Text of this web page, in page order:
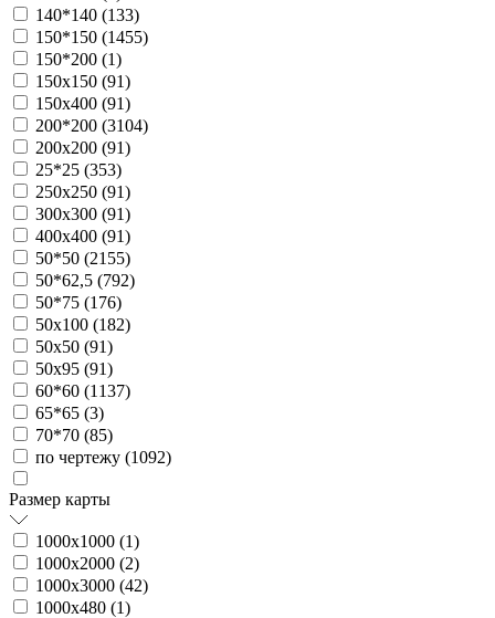
140*140 (133)
150*150 (1455)
150*200 (1)
150х150 (91)
150х400 (91)
200*200 (3104)
200х200 (91)
25*25 (353)
250х250 (91)
300х300 (91)
400х400 (91)
50*50 (2155)
50*62,5 (792)
50*75 (176)
50х100 (182)
50х50 (91)
50х95 (91)
60*60 (1137)
65*65 (3)
70*70 (85)
по чертежу (1092)
Размер карты
1000х1000 (1)
1000х2000 (2)
1000х3000 (42)
1000х480 (1)